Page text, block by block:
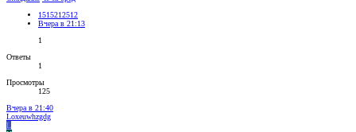
1515212512
Вчера в 21:13
1
Ответы
1
Просмотры
125
Вчера в 21:40
Loxeuwhzgdg
L